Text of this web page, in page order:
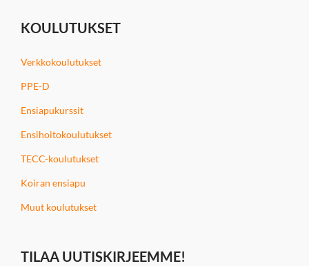
KOULUTUKSET
Verkkokoulutukset
PPE-D
Ensiapukurssit
Ensihoitokoulutukset
TECC-koulutukset
Koiran ensiapu
Muut koulutukset
TILAA UUTISKIRJEEMME!